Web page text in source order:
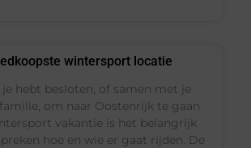
wintersport locatie
je hebt besloten, of samen met je
om naar Oostenrijk te gaan
vakantie is het belangrijk
hoe en wie er gaat rijden. De